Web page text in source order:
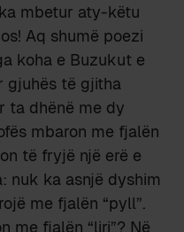
mbetur aty-këtu
Aq shumë poezi
koha e Buzukut e
gjuhës të gjitha
ta dhënë me dy
mbaron me fjalën
të fryjë një erë e
nuk ka asnjë dyshim
me fjalën “pyll”.
me fjalën “liri”? Në